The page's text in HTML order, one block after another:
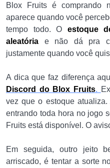
Blox Fruits é comprando
aparece quando você
tempo todo. O estoque
aleatória e não dá pra
justamente quando você
A dica que faz diferença
Discord do Blox Fruits.
vez que o estoque
entrando toda hora no jogo
Fruits está disponível. O
Em seguida, outro jeito
arriscado, é tentar a sorte